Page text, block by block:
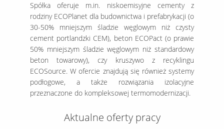
Spółka oferuje m.in. niskoemisyjne cementy z
rodziny ECOPlanet dla budownictwa i prefabrykacji (o
30-50% mniejszym śladzie węglowym niż czysty
cement portlandzki CEM), beton ECOPact (o prawie
50% mniejszym śladzie węglowym niż standardowy
beton towarowy), czy kruszywo z recyklingu
ECOSource. W ofercie znajdują się również systemy
podłogowe, a także rozwiązania izolacyjne
przeznaczone do kompleksowej termomodernizacji.
Aktualne oferty pracy